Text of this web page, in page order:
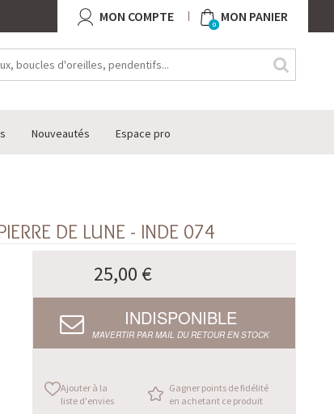
MON COMPTE 0 MON PANIER
Nouveautés Espace pro
DE LUNE - INDE 074
25,00 €
INDISPONIBLE
M’AVERTIR PAR MAIL DU RETOUR EN STOCK
Ajouter à la
liste d'envies
Gagner points de fidélité
en achetant ce produit